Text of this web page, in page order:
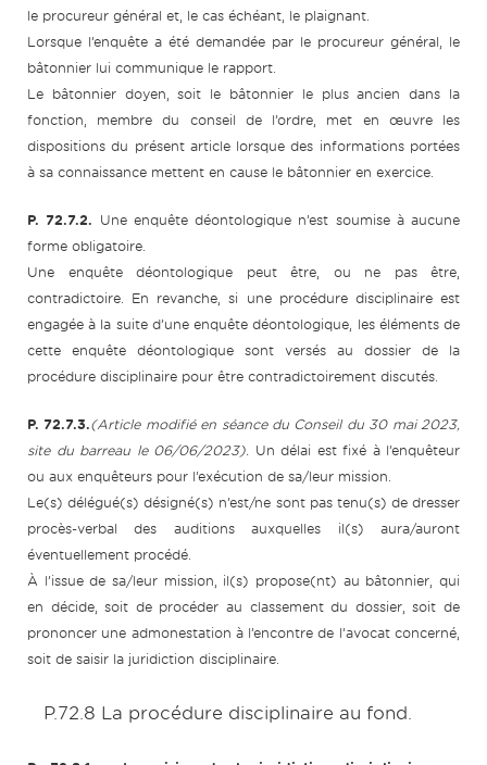
le procureur général et, le cas échéant, le plaignant.
Lorsque l’enquête a été demandée par le procureur général, le
bâtonnier lui communique le rapport.
Le bâtonnier doyen, soit le bâtonnier le plus ancien dans la
fonction, membre du conseil de l’ordre, met en œuvre les
dispositions du présent article lorsque des informations portées
à sa connaissance mettent en cause le bâtonnier en exercice.
P. 72.7.2. Une enquête déontologique n’est soumise à aucune
forme obligatoire.
Une enquête déontologique peut être, ou ne pas être,
contradictoire. En revanche, si une procédure disciplinaire est
engagée à la suite d’une enquête déontologique, les éléments de
cette enquête déontologique sont versés au dossier de la
procédure disciplinaire pour être contradictoirement discutés.
P. 72.7.3.(Article modifié en séance du Conseil du 30 mai 2023,
site du barreau le 06/06/2023). Un délai est fixé à l’enquêteur
ou aux enquêteurs pour l’exécution de sa/leur mission.
Le(s) délégué(s) désigné(s) n’est/ne sont pas tenu(s) de dresser
procès-verbal des auditions auxquelles il(s) aura/auront
éventuellement procédé.
À l’issue de sa/leur mission, il(s) propose(nt) au bâtonnier, qui
en décide, soit de procéder au classement du dossier, soit de
prononcer une admonestation à l’encontre de l’avocat concerné,
soit de saisir la juridiction disciplinaire.
P.72.8 La procédure disciplinaire au fond.